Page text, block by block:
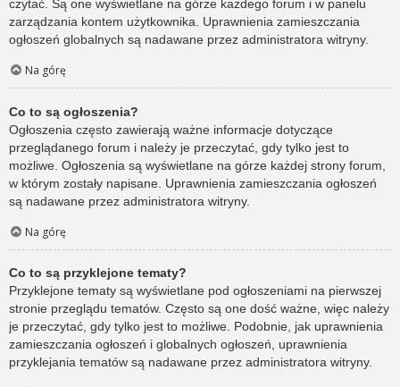
czytać. Są one wyświetlane na górze każdego forum i w panelu
zarządzania kontem użytkownika. Uprawnienia zamieszczania
ogłoszeń globalnych są nadawane przez administratora witryny.
Na górę
Co to są ogłoszenia?
Ogłoszenia często zawierają ważne informacje dotyczące
przeglądanego forum i należy je przeczytać, gdy tylko jest to
możliwe. Ogłoszenia są wyświetlane na górze każdej strony forum,
w którym zostały napisane. Uprawnienia zamieszczania ogłoszeń
są nadawane przez administratora witryny.
Na górę
Co to są przyklejone tematy?
Przyklejone tematy są wyświetlane pod ogłoszeniami na pierwszej
stronie przeglądu tematów. Często są one dość ważne, więc należy
je przeczytać, gdy tylko jest to możliwe. Podobnie, jak uprawnienia
zamieszczania ogłoszeń i globalnych ogłoszeń, uprawnienia
przyklejania tematów są nadawane przez administratora witryny.